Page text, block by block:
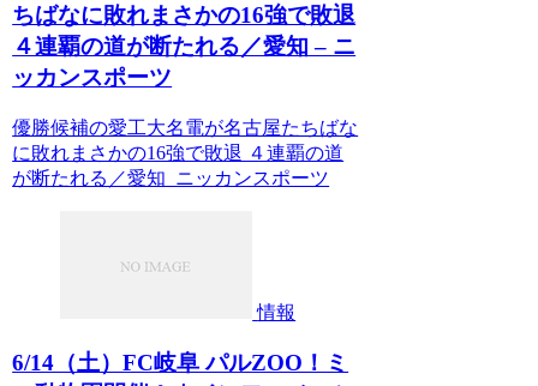
ちばなに敗れまさかの16強で敗退
４連覇の道が断たれる／愛知 – ニ
ッカンスポーツ
優勝候補の愛工大名電が名古屋たちばな
に敗れまさかの16強で敗退 ４連覇の道
が断たれる／愛知 ニッカンスポーツ
情報
6/14（土）FC岐阜 パルZOO！ミ